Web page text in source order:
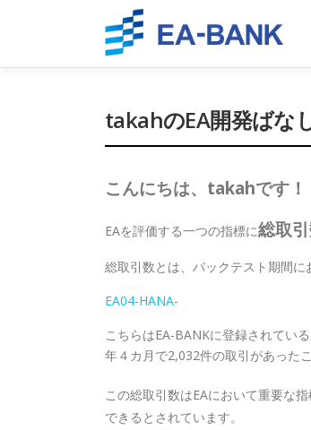
takahのEA開発ばな
こんにちは、takahです！
EAを評価する一つの指標に総取
総取引数とは、バックテスト期間に
EA04-HANA-
こちらはEA-BANKに登録されてい
年４カ月で2,032件の取引があった
この総取引数はEAにおいて重要な指
できるとされています。